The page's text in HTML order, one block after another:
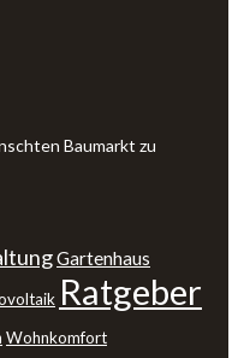
Baumarkt zu
Gartenhaus
Ratgeber
Wohnkomfort